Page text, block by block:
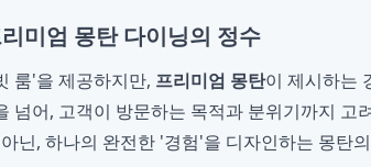
미엄 몽탄 다이닝의 정수
룸'을 제공하지만, 프리미엄 몽탄이 제시하는
넘어, 고객이 방문하는 목적과 분위기까지 고
닌, 하나의 완전한 '경험'을 디자인하는 몽탄